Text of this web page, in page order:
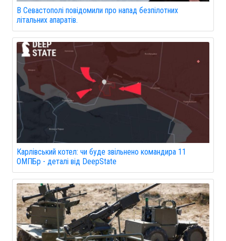
В Севастополі повідомили про напад безпілотних
літальних апаратів.
Карлівський котел: чи буде звільнено командира 11
ОМПБр - деталі від DeepState